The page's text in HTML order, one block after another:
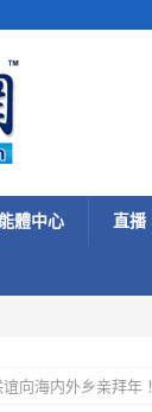
體中心 直播
向海内外乡亲拜年！